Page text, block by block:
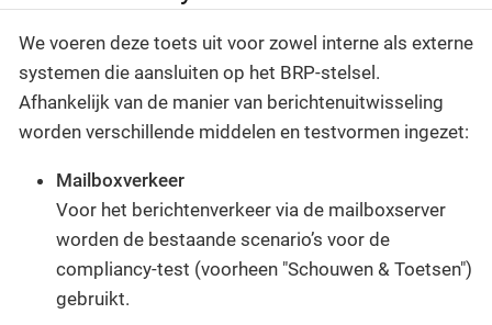
We voeren deze toets uit voor zowel interne als externe
systemen die aansluiten op het BRP-stelsel.
Afhankelijk van de manier van berichtenuitwisseling
worden verschillende middelen en testvormen ingezet:
Mailboxverkeer
Voor het berichtenverkeer via de mailboxserver
worden de bestaande scenario’s voor de
compliancy-test (voorheen "Schouwen & Toetsen")
gebruikt.